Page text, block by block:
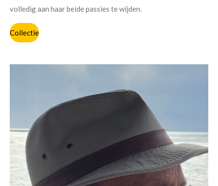
volledig aan haar beide passies te wijden.
Collectie